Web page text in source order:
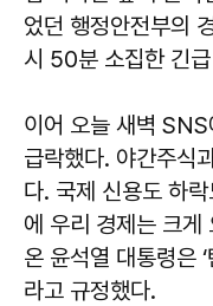
었던 행정안전부의
시 50분 소집한 긴
이어 오늘 새벽
급락했다. 야간주식
다. 국제 신용도 하
에 우리 경제는 크게
온 윤석열 대통령은 ‘
라고 규정했다.